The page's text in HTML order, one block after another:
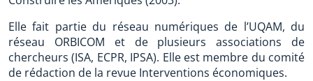
Elle fait partie du réseau numériques de l’UQAM, du
réseau ORBICOM et de plusieurs associations de
chercheurs (ISA, ECPR, IPSA). Elle est membre du comité
de rédaction de la revue Interventions économiques.